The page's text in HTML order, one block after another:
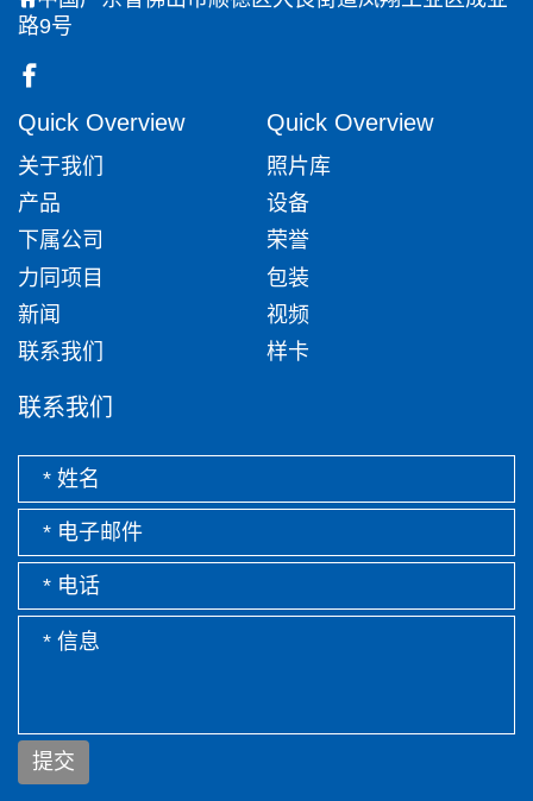
路9号
Quick Overview
关于我们
产品
下属公司
力同项目
新闻
联系我们
Quick Overview
照片库
设备
荣誉
包装
视频
样卡
联系我们
提交